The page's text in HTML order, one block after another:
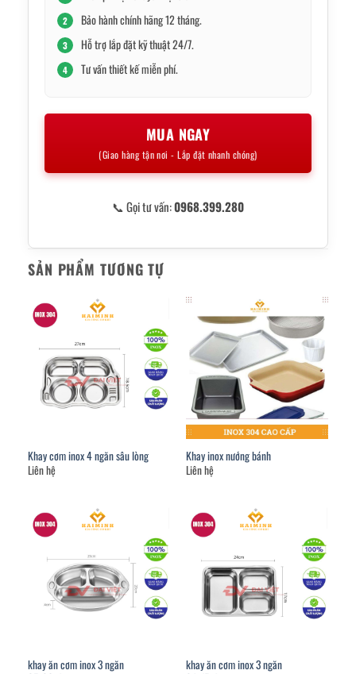
2 Bảo hành chính hãng 12 tháng.
3 Hỗ trợ lắp đặt kỹ thuật 24/7.
4 Tư vấn thiết kế miễn phí.
MUA NGAY
(Giao hàng tận nơi - Lắp đặt nhanh chóng)
📞 Gọi tư vấn:0968.399.280
SẢN PHẨM TƯƠNG TỰ
Khay cơm inox 4 ngăn sâu lòng
Liên hệ
Khay inox nướng bánh
Liên hệ
khay ăn cơm inox 3 ngăn
khay ăn cơm inox 3 ngăn